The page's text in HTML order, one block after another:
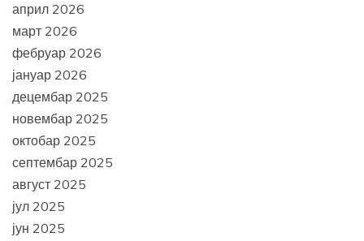
април 2026
март 2026
фебруар 2026
јануар 2026
децембар 2025
новембар 2025
октобар 2025
септембар 2025
август 2025
јул 2025
јун 2025